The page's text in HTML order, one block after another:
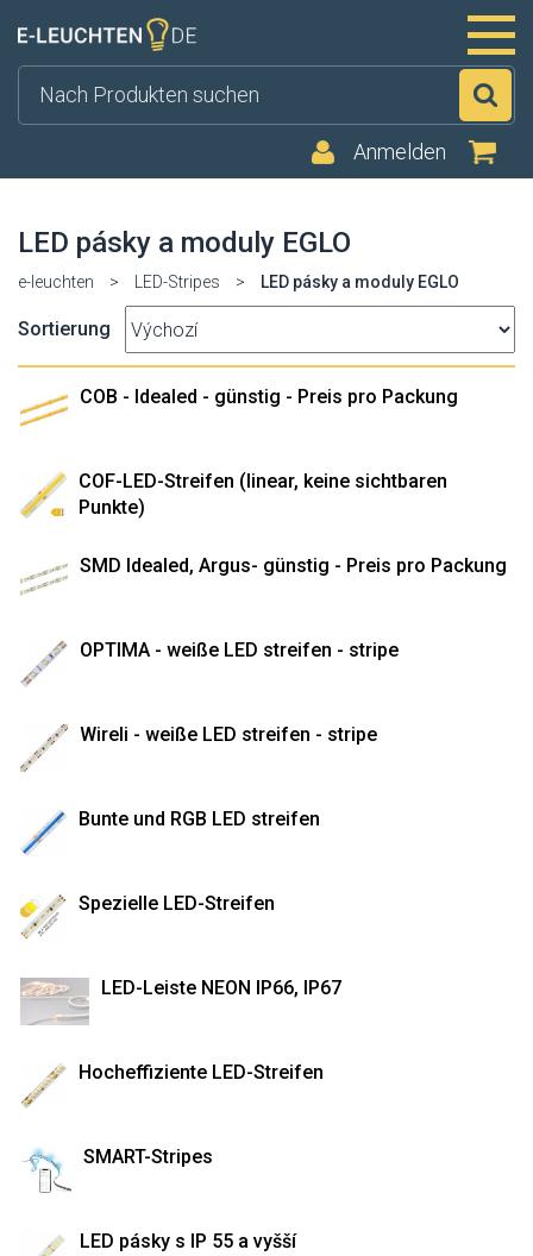
Anmelden
LED pásky a moduly EGLO
e-leuchten > LED-Stripes > LED pásky a moduly EGLO
Sortierung
COB - Idealed - günstig - Preis pro Packung
COF-LED-Streifen (linear, keine sichtbaren
Punkte)
SMD Idealed, Argus- günstig - Preis pro Packung
OPTIMA - weiße LED streifen - stripe
Wireli - weiße LED streifen - stripe
Bunte und RGB LED streifen
Spezielle LED-Streifen
LED-Leiste NEON IP66, IP67
Hocheffiziente LED-Streifen
SMART-Stripes
LED pásky s IP 55 a vyšší